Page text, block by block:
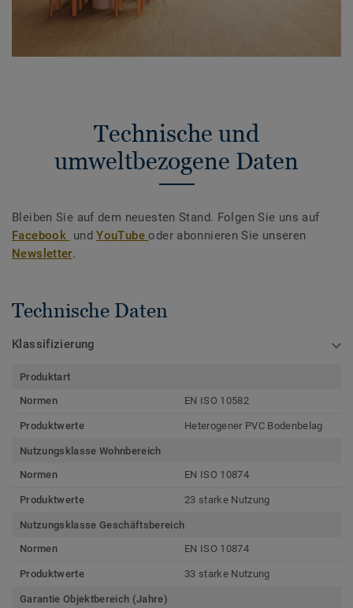
Technische und
umweltbezogene Daten
Bleiben Sie auf dem neuesten Stand. Folgen Sie uns auf
Facebook undYouTubeoder abonnieren Sie unseren
Newsletter.
Technische Daten
Klassifizierung
Produktart
Normen
EN ISO 10582
Produktwerte Heterogener PVC Bodenbelag
Nutzungsklasse Wohnbereich
Normen
EN ISO 10874
Produktwerte 23 starke Nutzung
Nutzungsklasse Geschäftsbereich
Normen
EN ISO 10874
Produktwerte 33 starke Nutzung
Garantie Objektbereich (Jahre)